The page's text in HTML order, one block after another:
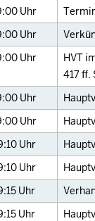
Uhr
Uhr
Uhr
HVT
417 ff.
Uhr
Uhr
Uhr
Uhr
Uhr
Uhr